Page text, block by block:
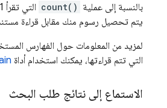
بالنسبة إلى عملية count()
يتم تحصيل رسوم منك مقابل قراءة
لمزيد من المعلومات حول الفهارس
التي تتم قراءتها، يمكنك استخدام أداة
الاستماع إلى نتائج طلب البحث